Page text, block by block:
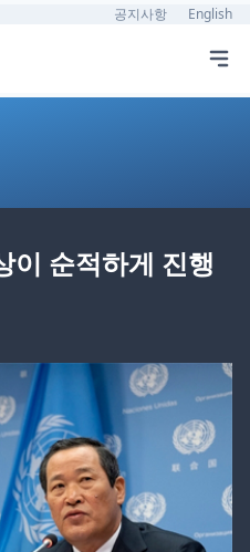
공지사항 English
이 순적하게 진행